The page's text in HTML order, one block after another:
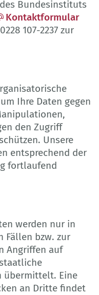
Bundesinstituts
Kontaktformular
107-2237 zur
Ihre Daten gegen
den Zugriff
Unsere
entsprechend der
fortlaufend
werden nur in
Fällen bzw. zur
Angriffen auf
übermittelt. Eine
an Dritte findet